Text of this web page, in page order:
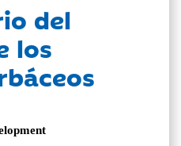
del
los